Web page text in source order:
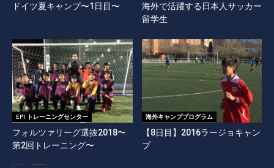
ドイツ夏キャンプ〜1日目〜
海外で活躍する日本人サッカー
留学生
EPI トレーニングセンター
フォルツァリーグ選抜2018〜
第2回トレーニング〜
海外キャンププログラム
【8日目】2016ラージョキャン
プ